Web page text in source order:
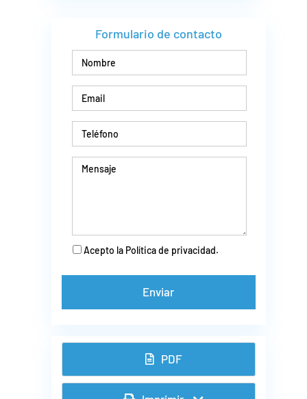
Formulario de contacto
Acepto la Política de privacidad.
PDF